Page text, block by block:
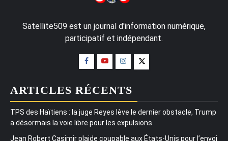
Satellite509 est un journal d'information numérique,
participatif et indépendant.
ARTICLES RÉCENTS
TPS des Haïtiens : la juge Reyes lève le dernier obstacle, Trump
a désormais la voie libre pour les expulsions
Jean Robert Casimir plaide coupable aux États-Unis pour l’envoi